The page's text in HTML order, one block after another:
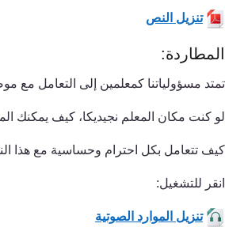
تنزيل النص
المطاردة:
تمتد مسؤولياتنا كمعلمين إلى التعامل مع
لو كنت مكان المعلم نجيديكا، كيف يمكنك
كيف تتعامل بكل احترام وحساسية مع هذا
انقر للتشغيل:
تنزيل الموارد الصوتية